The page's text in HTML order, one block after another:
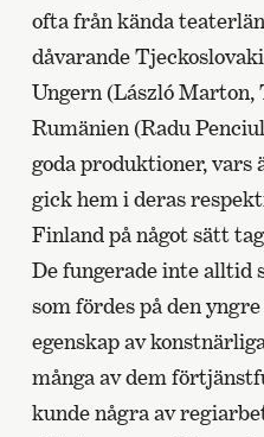
ofta från kända
dåvarande
Ungern (László Marton,
Rumänien (Radu
goda produktioner, vars
gick hem i deras
Finland på något sätt
De fungerade inte alltid
som fördes på den
egenskap av
många av dem
kunde några av